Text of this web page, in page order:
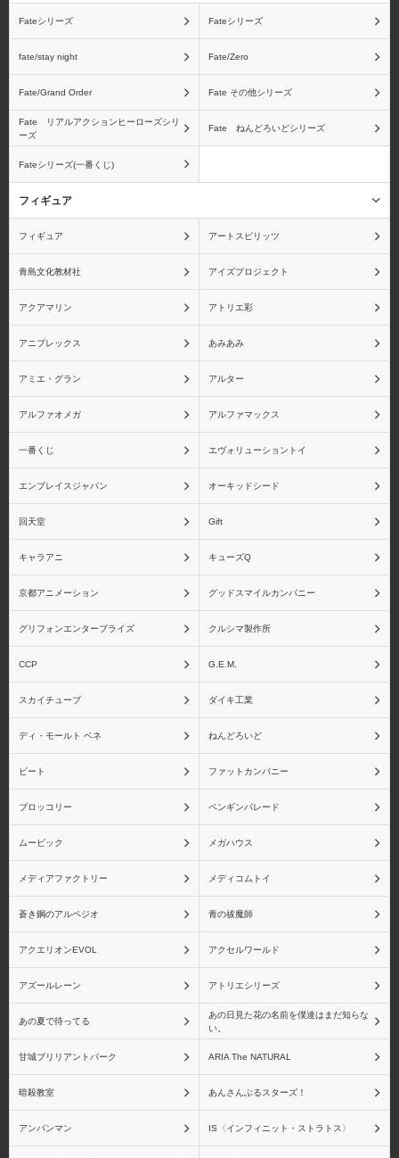
Fateシリーズ Fateシリーズ
fate/stay night Fate/Zero
Fate/Grand Order Fate その他シリーズ
Fate リアルアクションヒーローズシリ
ーズ
Fate ねんどろいどシリーズ
Fateシリーズ(一番くじ)
フィギュア
フィギュア アートスピリッツ
青島文化教材社 アイズプロジェクト
アクアマリン アトリエ彩
アニプレックス あみあみ
アミエ・グラン アルター
アルファオメガ アルファマックス
一番くじ エヴォリューショントイ
エンブレイスジャパン オーキッドシード
回天堂 Gift
キャラアニ キューズQ
京都アニメーション グッドスマイルカンパニー
グリフォンエンタープライズ クルシマ製作所
CCP G.E.M.
スカイチューブ ダイキ工業
ディ・モールト ベネ ねんどろいど
ビート ファットカンパニー
ブロッコリー ペンギンパレード
ムービック メガハウス
メディアファクトリー メディコムトイ
蒼き鋼のアルペジオ 青の祓魔師
アクエリオンEVOL アクセルワールド
アズールレーン アトリエシリーズ
あの夏で待ってる
あの日見た花の名前を僕達はまだ知らな
い。
甘城ブリリアントパーク ARIA The NATURAL
暗殺教室 あんさんぶるスターズ！
アンパンマン IS〈インフィニット・ストラトス〉